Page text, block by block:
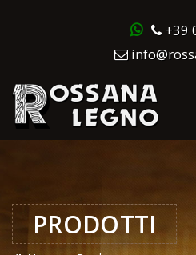
+39
PRODOTTI